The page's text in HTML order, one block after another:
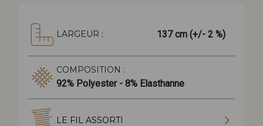
LARGEUR : 137 cm (+/- 2 %)
COMPOSITION :
92% Polyester - 8% Elasthanne
LE FIL ASSORTI